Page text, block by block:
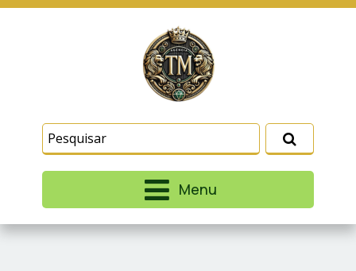
Menu
similares para lembrar e entender como você usa
nosso site, analisar seu uso de nossos produtos
e serviços, ajudar com nossos esforços de
marketing e fornecer conteúdo de terceiros. Leia
Termos e CondiçõesePolítica de